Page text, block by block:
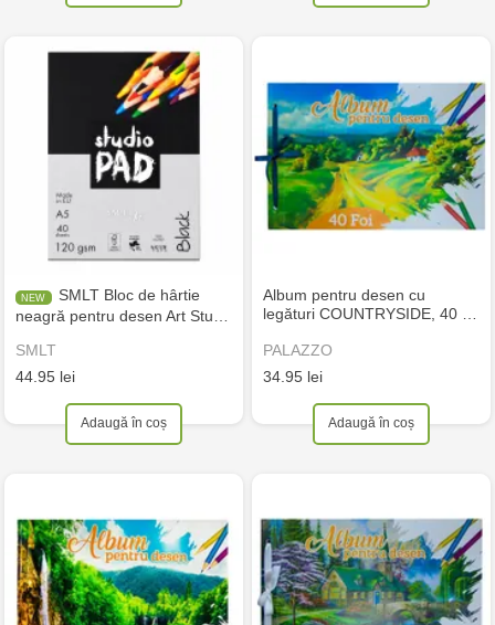
SMLT Bloc de hârtie
neagră pentru desen Art Stu…
SMLT
44.95 lei
Adaugă în coș
Album pentru desen cu
legături COUNTRYSIDE, 40 …
PALAZZO
34.95 lei
Adaugă în coș